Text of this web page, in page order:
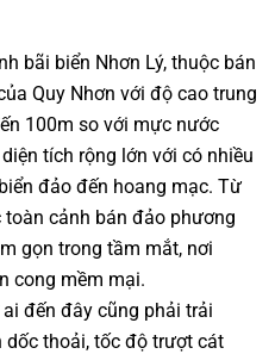
bãi biển Nhơn Lý, thuộc bán
Quy Nhơn với độ cao trung
100m so với mực nước
tích rộng lớn với có nhiều
đảo đến hoang mạc. Từ
cảnh bán đảo phương
gọn trong tầm mắt, nơi
cong mềm mại.
đến đây cũng phải trải
thoải, tốc độ trượt cát